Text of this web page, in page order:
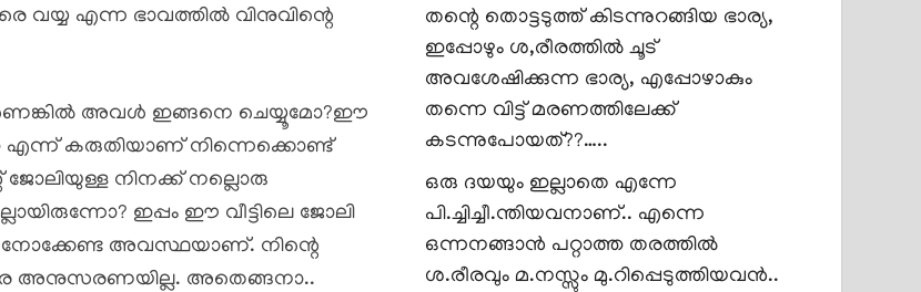
വയ്യ എന്ന ഭാവത്തിൽ വിനുവിന്റെ
ആണെങ്കിൽ അവൾ ഇങ്ങനെ ചെയ്യൂമോ?ഈ
എന്ന് കരുതിയാണ് നിന്നെക്കൊണ്ട്
ജോലിയുള്ള നിനക്ക് നല്ലൊരു
ഇപ്പം ഈ വീട്ടിലെ ജോലി
നോക്കേണ്ട അവസ്ഥയാണ്. നിന്റെ
അനുസരണയില്ല. അതെങ്ങനാ..
തന്റെ തൊട്ടടുത്ത് കിടന്നുറങ്ങിയ ഭാര്യ,
ഇപ്പോഴും ശ,രീരത്തിൽ ചൂട്
അവശേഷിക്കുന്ന ഭാര്യ, എപ്പോഴാകും
തന്നെ വിട്ട് മരണത്തിലേക്ക്
കടന്നുപോയത്??…..
ഒരു ദയയും ഇല്ലാതെ എന്നേ
പി.ച്ചിച്ചീ.ന്തിയവനാണ്.. എന്നെ
ഒന്നനങ്ങാൻ പറ്റാത്ത തരത്തിൽ
ശ.രീരവും മ.നസ്സും മു.റിപ്പെടുത്തിയവൻ..